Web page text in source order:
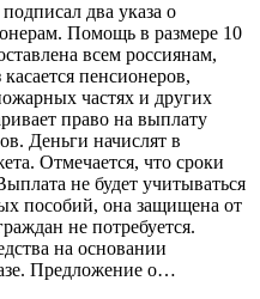
два указа о
Помощь в размере 10
всем россиянам,
пенсионеров,
частях и других
право на выплату
Деньги начислят в
Отмечается, что сроки
не будет учитываться
пособий, она защищена от
не потребуется.
на основании
Предложение о…